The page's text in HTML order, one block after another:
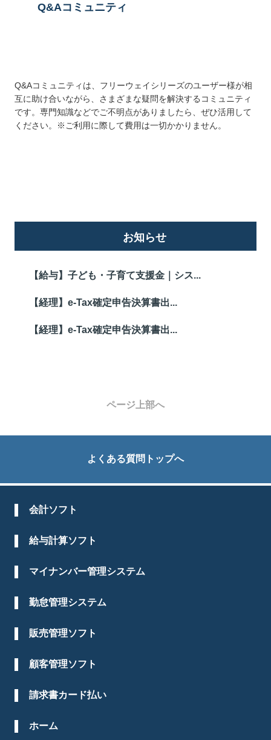
Q&Aコミュニティ
Q&Aコミュニティは、フリーウェイシリーズのユーザー様が相
互に助け合いながら、さまざまな疑問を解決するコミュニティ
です。専門知識などでご不明点がありましたら、ぜひ活用して
ください。※ご利用に際して費用は一切かかりません。
お知らせ
【給与】子ども・子育て支援金｜シス...
【経理】e-Tax確定申告決算書出...
【経理】e-Tax確定申告決算書出...
ページ上部へ
よくある質問トップへ
会計ソフト
給与計算ソフト
マイナンバー管理システム
勤怠管理システム
販売管理ソフト
顧客管理ソフト
請求書カード払い
ホーム